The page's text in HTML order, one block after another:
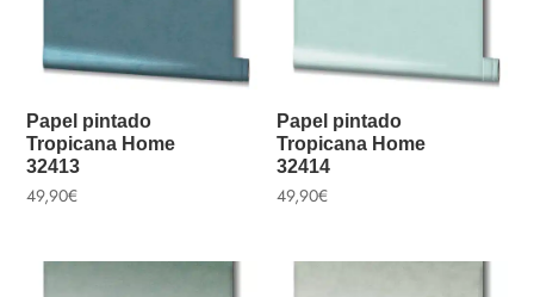
Papel pintado
Tropicana Home
32413
49,90€
Papel pintado
Tropicana Home
32414
49,90€